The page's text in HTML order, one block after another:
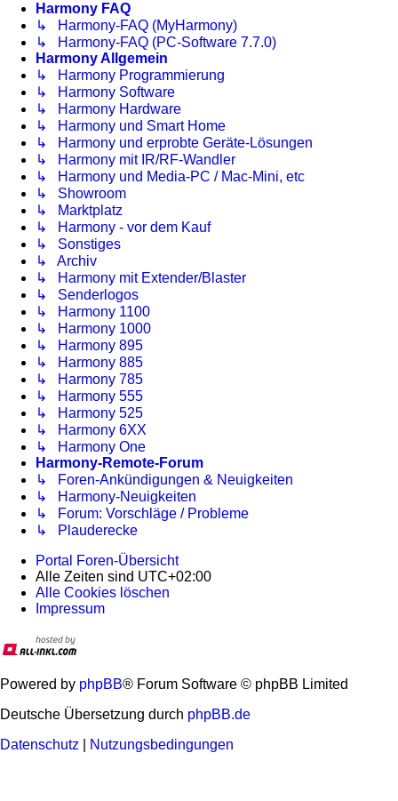
Harmony FAQ
↳ Harmony-FAQ (MyHarmony)
↳ Harmony-FAQ (PC-Software 7.7.0)
Harmony Allgemein
↳ Harmony Programmierung
↳ Harmony Software
↳ Harmony Hardware
↳ Harmony und Smart Home
↳ Harmony und erprobte Geräte-Lösungen
↳ Harmony mit IR/RF-Wandler
↳ Harmony und Media-PC / Mac-Mini, etc
↳ Showroom
↳ Marktplatz
↳ Harmony - vor dem Kauf
↳ Sonstiges
↳ Archiv
↳ Harmony mit Extender/Blaster
↳ Senderlogos
↳ Harmony 1100
↳ Harmony 1000
↳ Harmony 895
↳ Harmony 885
↳ Harmony 785
↳ Harmony 555
↳ Harmony 525
↳ Harmony 6XX
↳ Harmony One
Harmony-Remote-Forum
↳ Foren-Ankündigungen & Neuigkeiten
↳ Harmony-Neuigkeiten
↳ Forum: Vorschläge / Probleme
↳ Plauderecke
Portal Foren-Übersicht
Alle Zeiten sind UTC+02:00
Alle Cookies löschen
Impressum
Powered by phpBB® Forum Software © phpBB Limited
Deutsche Übersetzung durch phpBB.de
Datenschutz
Nutzungsbedingungen